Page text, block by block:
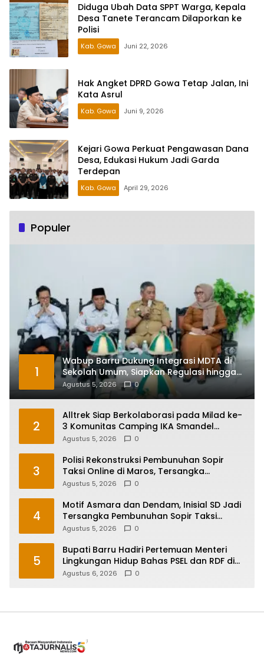
Diduga Ubah Data SPPT Warga, Kepala
Desa Tanete Terancam Dilaporkan ke
Polisi
Kab. Gowa Juni 22, 2026
Hak Angket DPRD Gowa Tetap Jalan, Ini
Kata Asrul
Kab. Gowa Juni 9, 2026
Kejari Gowa Perkuat Pengawasan Dana
Desa, Edukasi Hukum Jadi Garda
Terdepan
Kab. Gowa April 29, 2026
Populer
1
Wabup Barru Dukung Integrasi MDTA di
Sekolah Umum, Siapkan Regulasi hingga
Tim Khusus
Agustus 5, 2026 0
2
Alltrek Siap Berkolaborasi pada Milad ke-
3 Komunitas Camping IKA Smandel
Makassar di Malino
Agustus 5, 2026 0
3
Polisi Rekonstruksi Pembunuhan Sopir
Taksi Online di Maros, Tersangka
Peragakan 24 Adegan
Agustus 5, 2026 0
4
Motif Asmara dan Dendam, Inisial SD Jadi
Tersangka Pembunuhan Sopir Taksi
Online di Maros
Agustus 5, 2026 0
5
Bupati Barru Hadiri Pertemuan Menteri
Lingkungan Hidup Bahas PSEL dan RDF di
Sulsel
Agustus 6, 2026 0